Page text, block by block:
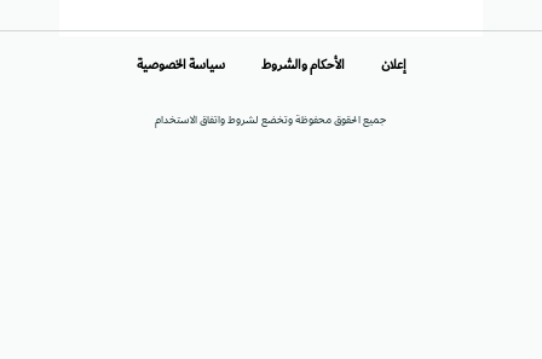
جميع الحقوق محفوظة وتخضع لشروط واتفاق الاستخدام
إعلان الأحكام والشروط سياسة الخصوصية